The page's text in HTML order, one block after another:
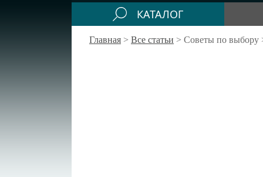
КАТАЛОГ
Конфигураторы
Главная > Все статьи > Советы по выбору